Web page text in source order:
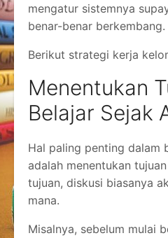
mengatur sistemnya
benar-benar berkembang.
Berikut strategi kerja
Menentukan
Belajar Sejak
Hal paling penting dalam
adalah menentukan
tujuan, diskusi biasanya
mana.
Misalnya, sebelum mulai